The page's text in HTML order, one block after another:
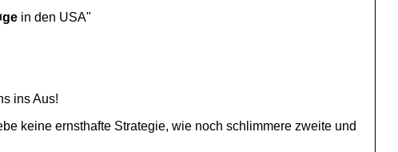
in den USA"
ins Aus!
keine ernsthafte Strategie, wie noch schlimmere zweite und